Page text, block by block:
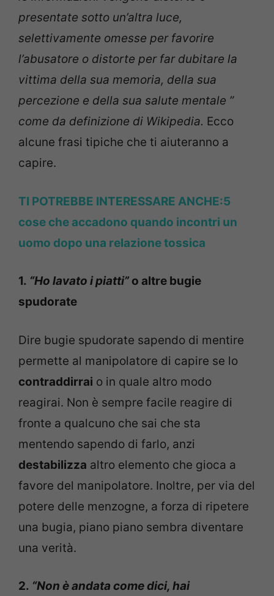
presentate sotto un’altra luce,
selettivamente omesse per favorire
l’abusatore o distorte per far dubitare la
vittima della sua memoria, della sua
percezione e della sua salute mentale ”
come da definizione di Wikipedia. Ecco
alcune frasi tipiche che ti aiuteranno a
capire.
TI POTREBBE INTERESSARE ANCHE:5
cose che accadono quando incontri un
uomo dopo una relazione tossica
1. “Ho lavato i piatti” o altre bugie
spudorate
Dire bugie spudorate sapendo di mentire
permette al manipolatore di capire se lo
contraddirrai o in quale altro modo
reagirai. Non è sempre facile reagire di
fronte a qualcuno che sai che sta
mentendo sapendo di farlo, anzi
destabilizza altro elemento che gioca a
favore del manipolatore. Inoltre, per via del
potere delle menzogne, a forza di ripetere
una bugia, piano piano sembra diventare
una verità.
2. “Non è andata come dici, hai